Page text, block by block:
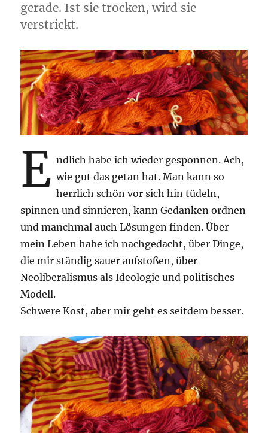
gerade. Ist sie trocken, wird sie
verstrickt.
E ndlich habe ich wieder gesponnen. Ach,
wie gut das getan hat. Man kann so
herrlich schön vor sich hin tüdeln,
spinnen und sinnieren, kann Gedanken ordnen
und manchmal auch Lösungen finden. Über
mein Leben habe ich nachgedacht, über Dinge,
die mir ständig sauer aufstoßen, über
Neoliberalismus als Ideologie und politisches
Modell.
Schwere Kost, aber mir geht es seitdem besser.